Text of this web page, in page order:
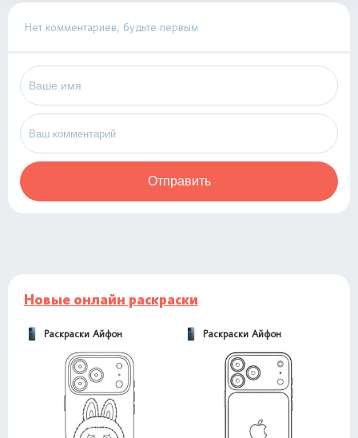
Нет комментариев, будьте первым
Отправить
Новые онлайн раскраски
Раскраски Айфон Раскраски Айфон